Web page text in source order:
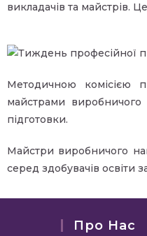
викладачів та майстрів.
Методичною комісією
майстрами
підготовки.
Майстри виробничого
серед здобувачів освіти
Про Нас